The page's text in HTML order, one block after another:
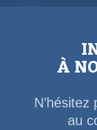
À
N’hésitez
au